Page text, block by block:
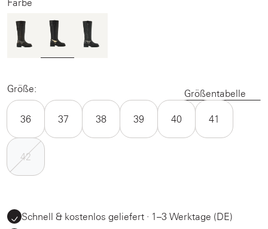
Farbe
Größe: Größentabelle
36 37 38 39 40 41
42
Schnell & kostenlos geliefert · 1–3 Werktage (DE)